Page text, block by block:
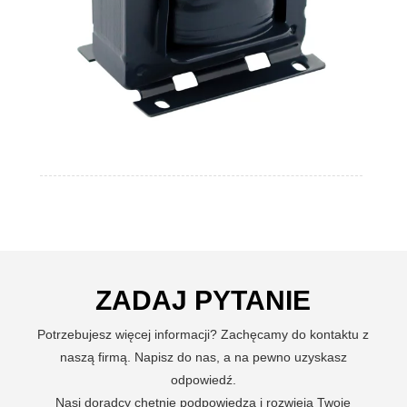
ZADAJ PYTANIE
Potrzebujesz więcej informacji? Zachęcamy do kontaktu z
naszą firmą. Napisz do nas, a na pewno uzyskasz
odpowiedź.
Nasi doradcy chętnie podpowiedzą i rozwieją Twoje